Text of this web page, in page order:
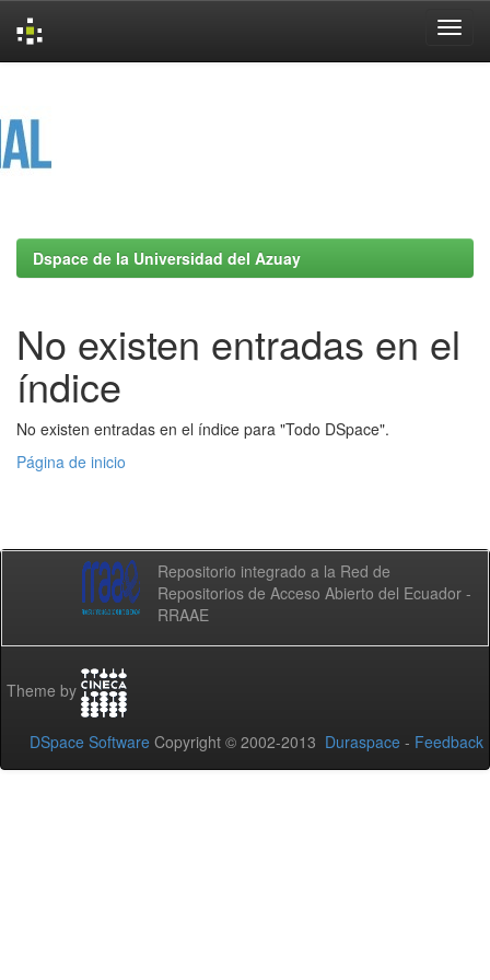
Dspace de la Universidad del Azuay
No existen entradas en el
índice
No existen entradas en el índice para "Todo DSpace".
Página de inicio
Repositorio integrado a la Red de
Repositorios de Acceso Abierto del Ecuador -
RRAAE
Theme by
DSpace Software Copyright © 2002-2013 Duraspace - Feedback